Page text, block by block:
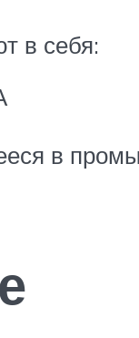
в себя:
в